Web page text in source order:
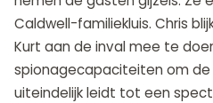
Caldwell-familiekluis. Chris
Kurt aan de inval mee te
spionagecapaciteiten om
uiteindelijk leidt tot een